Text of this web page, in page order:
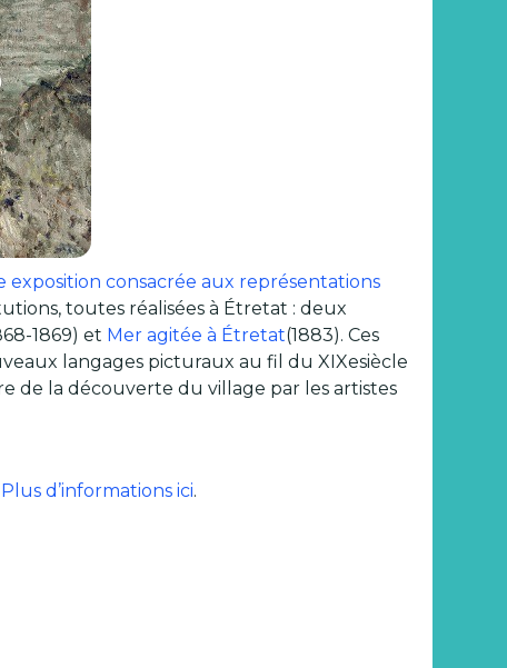
exposition consacrée aux représentations
toutes réalisées à Étretat : deux
1869) et Mer agitée à Étretat(1883). Ces
langages picturaux au fil du XIXesiècle
de la découverte du village par les artistes
Plus d’informations ici.